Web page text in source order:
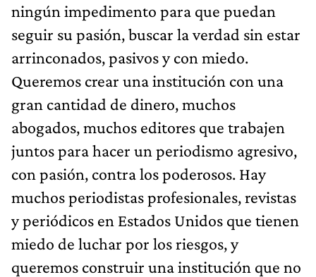
ningún impedimento para que puedan
seguir su pasión, buscar la verdad sin estar
arrinconados, pasivos y con miedo.
Queremos crear una institución con una
gran cantidad de dinero, muchos
abogados, muchos editores que trabajen
juntos para hacer un periodismo agresivo,
con pasión, contra los poderosos. Hay
muchos periodistas profesionales, revistas
y periódicos en Estados Unidos que tienen
miedo de luchar por los riesgos, y
queremos construir una institución que no